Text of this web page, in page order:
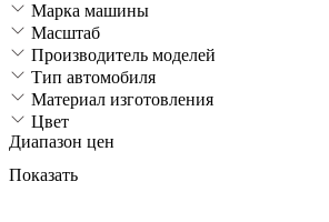
Марка машины
Масштаб
Производитель моделей
Тип автомобиля
Материал изготовления
Цвет
Диапазон цен
Показать